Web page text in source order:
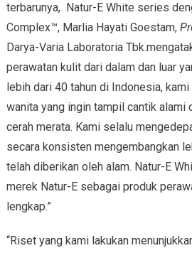
terbarunya, Natur-E White series
Complex™, Marlia Hayati Goestam,
Darya-Varia Laboratoria
perawatan kulit dari dalam dan luar
lebih dari 40 tahun di Indonesia,
wanita yang ingin tampil cantik alami
cerah merata. Kami selalu
secara konsisten mengembangkan
telah diberikan oleh alam. Natur-E
merek Natur-E sebagai produk
lengkap.”
“Riset yang kami lakukan